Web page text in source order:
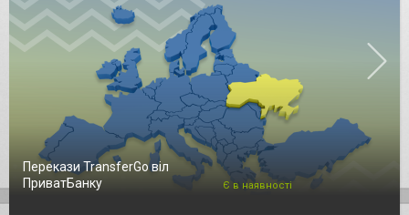
Перекази TransferGo віл
ПриватБанку
Є в наявності